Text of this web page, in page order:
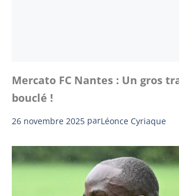
Mercato FC Nantes : Un gros
bouclé !
26 novembre 2025 parLéonce Cyriaque